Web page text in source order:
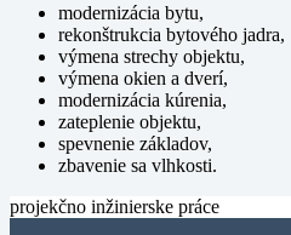
modernizácia bytu,
rekonštrukcia bytového jadra,
výmena strechy objektu,
výmena okien a dverí,
modernizácia kúrenia,
zateplenie objektu,
spevnenie základov,
zbavenie sa vlhkosti.
projekčno inžinierske práce